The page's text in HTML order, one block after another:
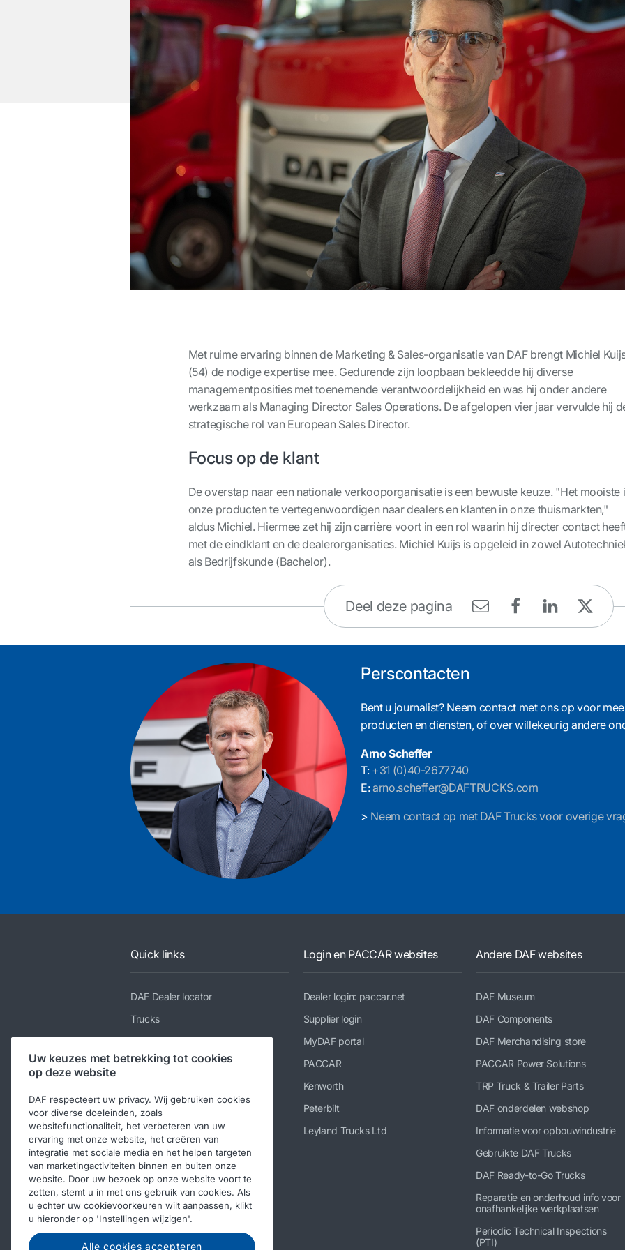
Met ruime ervaring binnen de Marketing & Sales-organisatie van DAF brengt Michiel
(54) de nodige expertise mee. Gedurende zijn loopbaan bekleedde hij diverse
managementposities met toenemende verantwoordelijkheid en was hij onder andere
werkzaam als Managing Director Sales Operations. De afgelopen vier jaar vervulde hij
strategische rol van European Sales Director.
Focus op de klant
De overstap naar een nationale verkooporganisatie is een bewuste keuze. "Het mooiste
onze producten te vertegenwoordigen naar dealers en klanten in onze thuismarkten,"
aldus Michiel. Hiermee zet hij zijn carrière voort in een rol waarin hij directer contact
met de eindklant en de dealerorganisaties. Michiel Kuijs is opgeleid in zowel
als Bedrijfskunde (Bachelor).
Deel deze pagina
Perscontacten
Bent u journalist? Neem contact met ons op voor
producten en diensten, of over willekeurig andere
Arno Scheffer
T: +31 (0)40-2677740
E:arno.scheffer@DAFTRUCKS.com
> Neem contact op met DAF Trucks voor overige
Quick links
DAF Dealer locator
Trucks
Diensten
Nieuws en media
Over DAF
Contact DAF Nederland
Code of Conduct
Login en PACCAR websites
Dealer login: paccar.net
Supplier login
MyDAF portal
PACCAR
Kenworth
Peterbilt
Leyland Trucks Ltd
Andere DAF websites
DAF Museum
DAF Components
DAF Merchandising store
PACCAR Power Solutions
TRP Truck & Trailer Parts
DAF onderdelen webshop
Informatie voor opbouwindustrie
Gebruikte DAF Trucks
DAF Ready-to-Go Trucks
Reparatie en onderhoud info voor
onafhankelijke werkplaatsen
Periodic Technical Inspections
(PTI)
Uw keuzes met betrekking tot cookies
op deze website
DAF respecteert uw privacy. Wij gebruiken cookies
voor diverse doeleinden, zoals
websitefunctionaliteit, het verbeteren van uw
ervaring met onze website, het creëren van
integratie met sociale media en het helpen targeten
van marketingactiviteiten binnen en buiten onze
website. Door uw bezoek op onze website voort te
zetten, stemt u in met ons gebruik van cookies. Als
u echter uw cookievoorkeuren wilt aanpassen, klikt
u hieronder op 'Instellingen wijzigen'.
Alle cookies accepteren